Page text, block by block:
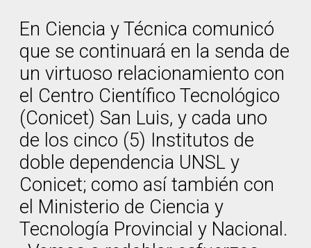
En Ciencia y Técnica comunicó
que se continuará en la senda de
un virtuoso relacionamiento con
el Centro Científico Tecnológico
(Conicet) San Luis, y cada uno
de los cinco (5) Institutos de
doble dependencia UNSL y
Conicet; como así también con
el Ministerio de Ciencia y
Tecnología Provincial y Nacional.